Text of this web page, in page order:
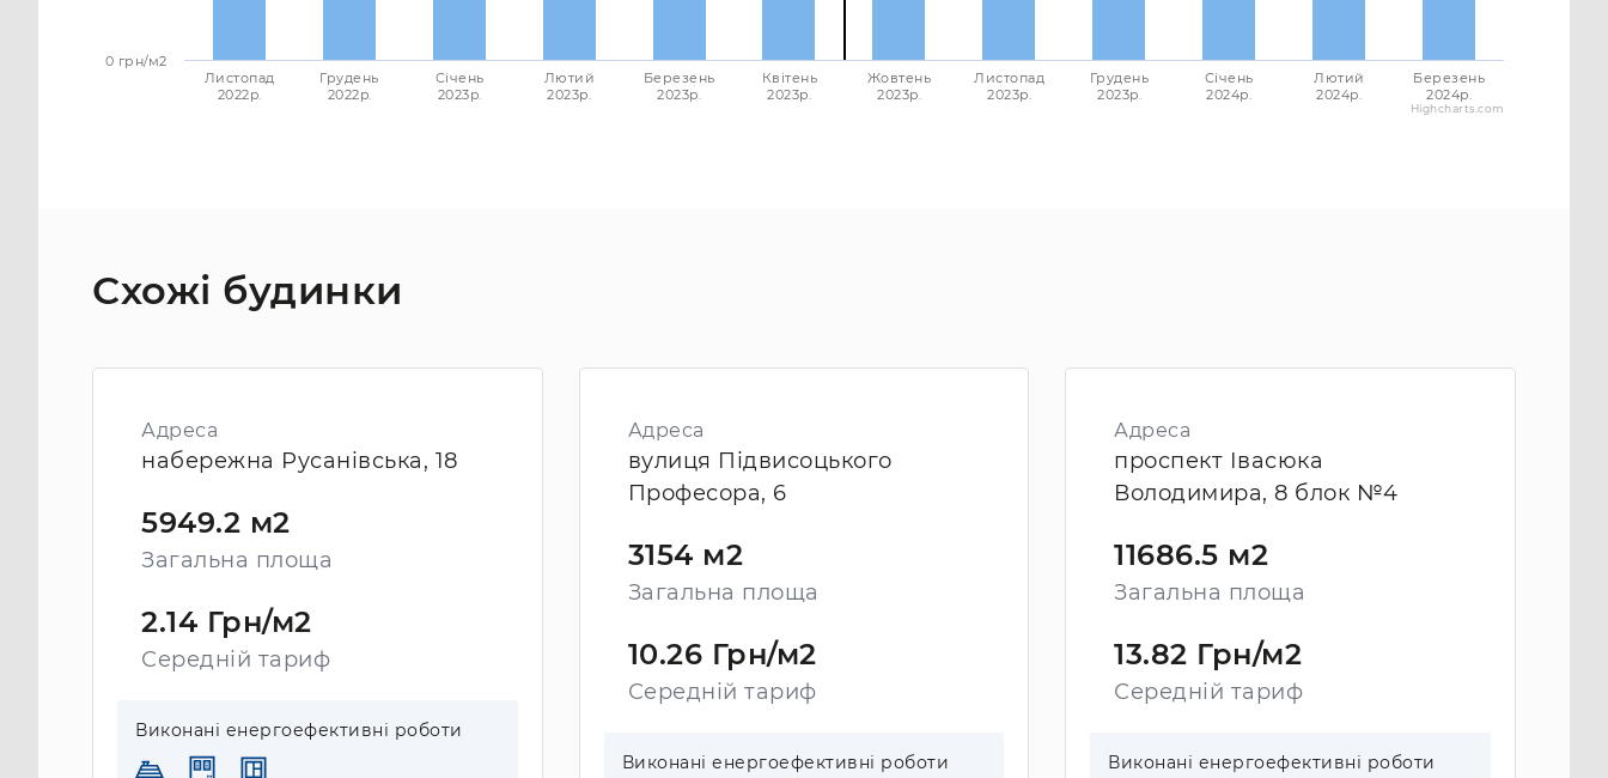
Листопад
2022p.
Грудень
2022p.
Січень
2023p.
Лютий
2023p.
Березень
2023p.
Квітень
2023p.
Жовтень
2023p.
Листопад
2023p.
Грудень
2023p.
Січень
2024p.
Лютий
2024p.
Березень
2024p.
0 грн/м2
Highcharts.com
Схожі будинки
Адреса
набережна Русанівська, 18
5949.2 м2
Загальна площа
2.14 Грн/м2
Середній тариф
Виконані енергоефективні роботи
Адреса
вулиця Підвисоцького
Професора, 6
3154 м2
Загальна площа
10.26 Грн/м2
Середній тариф
Виконані енергоефективні роботи
Адреса
проспект Івасюка
Володимира, 8 блок №4
11686.5 м2
Загальна площа
13.82 Грн/м2
Середній тариф
Виконані енергоефективні роботи